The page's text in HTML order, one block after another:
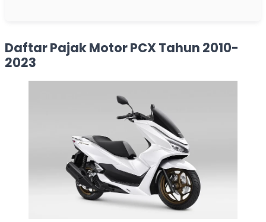
Daftar Pajak Motor PCX Tahun 2010-
2023